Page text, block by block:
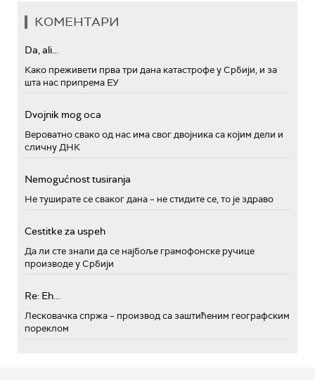
КОМЕНТАРИ
Da, ali...
Како преживети прва три дана катастрофе у Србији, и за
шта нас припрема ЕУ
Dvojnik mog oca
Вероватно свако од нас има свог двојника са којим дели и
сличну ДНК
Nemogućnost tusiranja
Не туширате се сваког дана – не стидите се, то је здраво
Cestitke za uspeh
Да ли сте знали да се најбоље грамофонске ручице
производе у Србији
Re: Eh...
Лесковачка спржа – производ са заштићеним географским
пореклом